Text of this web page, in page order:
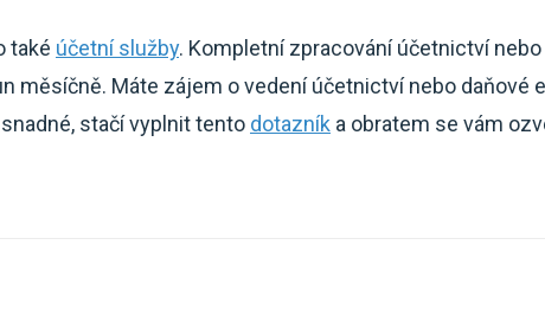
také účetní služby. Kompletní zpracování účetnictví
měsíčně. Máte zájem o vedení účetnictví nebo daňové
stačí vyplnit tento dotazník a obratem se vám